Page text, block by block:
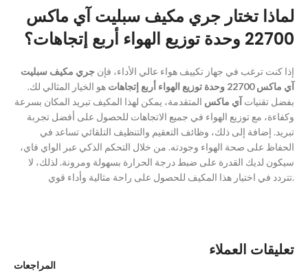
لماذا تختار جري مكيف سبليت آي ماكس
22700 وحدة توزيع الهواء أربع إتجاهات؟
إذا كنت ترغب في جهاز تكييف هواء عالي الأداء، فإن جري مكيف سبليت
آي ماكس 22700 وحدة توزيع الهواء أربع إتجاهات
هو الخيار المثالي لك.
بفضل تقنيات آي ماكس المتقدمة، يمكن لهذا المكيف تبريد المكان بسرعة
وكفاءة، مع توزيع الهواء في جميع الاتجاهات للحصول على أفضل تجربة
تبريد. إضافة إلى ذلك، وظائف التعقيم والتنظيف التلقائي تساعد في
الحفاظ على صحة الهواء وجودته. من خلال التحكم الذكي عبر الواي فاي،
سيكون لديك القدرة على ضبط درجة الحرارة بسهولة ومرونة. لذلك، لا
تتردد في اختيار هذا المكيف للحصول على راحة مثالية وأداء قوي.
تعليقات العملاء
المراجعات